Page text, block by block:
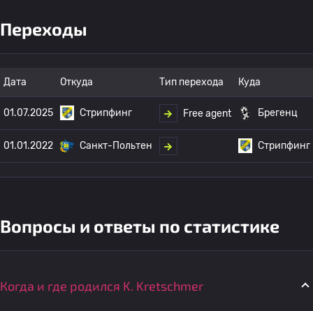
Переходы
Дата Откуда Тип перехода Куда
01.07.2025 Стрипфинг Free agent Брегенц
01.01.2022 Санкт-Польтен Стрипфинг
Вопросы и ответы по статистике
Когда и где родился K. Kretschmer